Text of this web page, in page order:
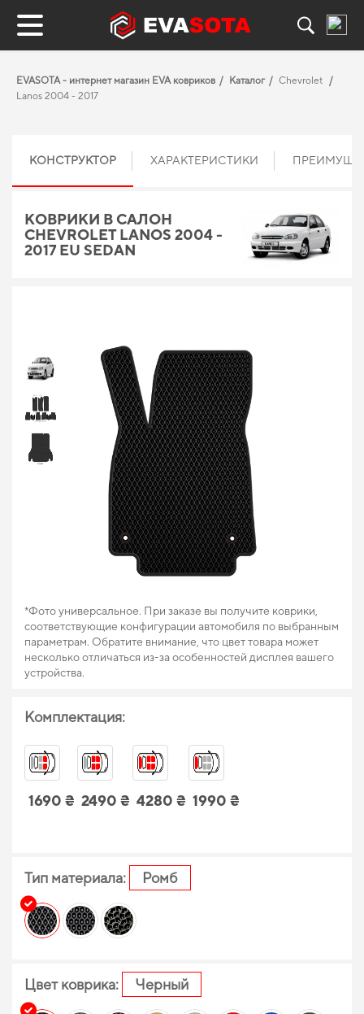
EVASOTA - интернет магазин EVA ковриков Каталог
Chevrolet
Lanos 2004 - 2017
КОНСТРУКТОР ХАРАКТЕРИСТИКИ
КОВРИКИ В САЛОН
CHEVROLET LANOS 2004 -
2017 EU SEDAN
*Фото универсальное. При заказе вы получите коврики,
соответствующие конфигурации автомобиля по выбранным
параметрам. Обратите внимание, что цвет товара может
несколько отличаться из-за особенностей дисплея вашего
устройства.
Комплектация:
1690 ₴ 2490 ₴ 4280 ₴ 1990 ₴
Тип материала: Ромб
Цвет коврика: Черный